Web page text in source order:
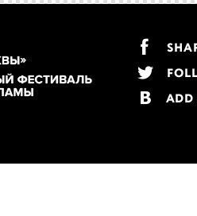
Challenge», агентство
не пробовать»,
save», агентство Hungry